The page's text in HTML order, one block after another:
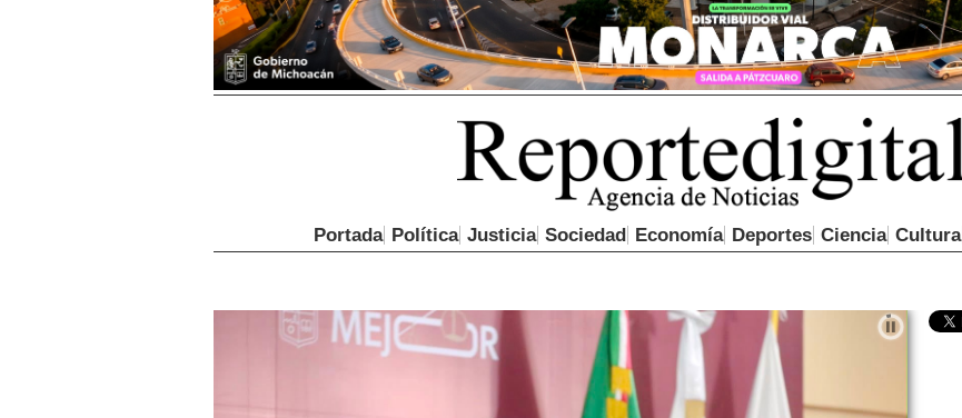
Portada Política Justicia Sociedad Economía Deportes Ciencia Cultura